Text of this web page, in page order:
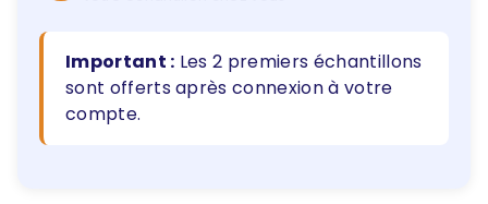
Important : Les 2 premiers échantillons
sont offerts après connexion à votre
compte.